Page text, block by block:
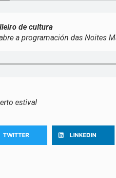
de cultura
a programación das Noites
estival
TWITTER LINKEDIN